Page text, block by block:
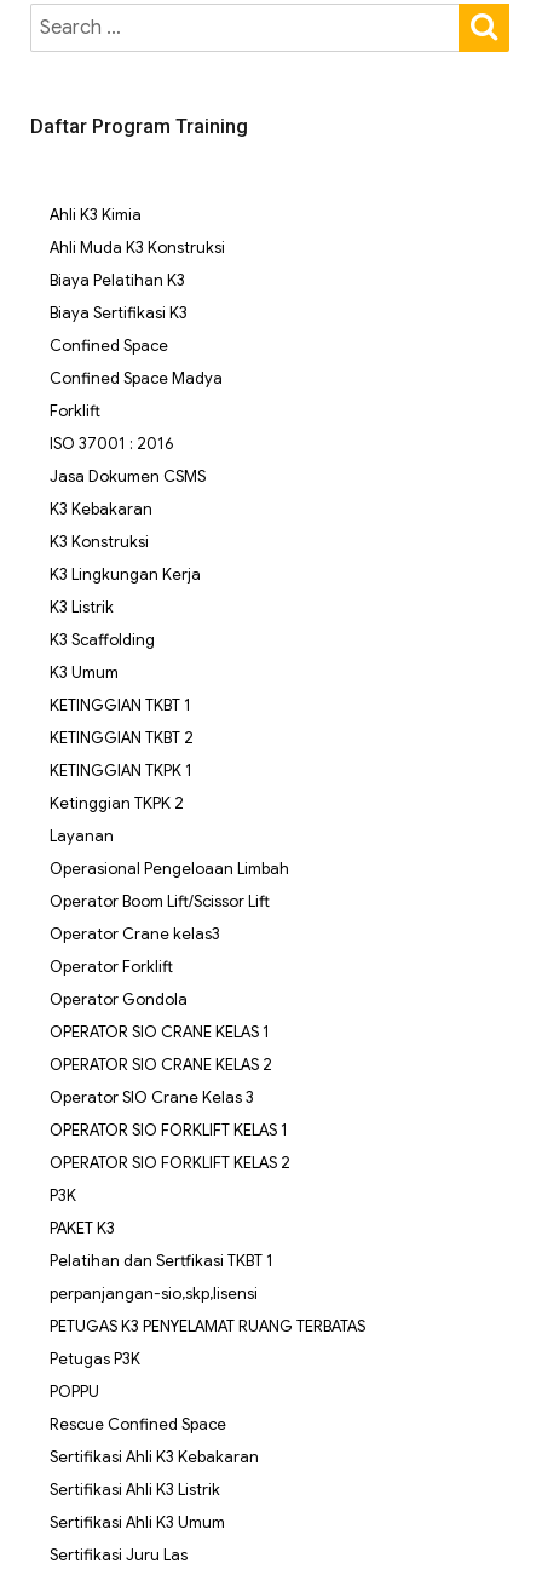
Daftar Program Training
Ahli K3 Kimia
Ahli Muda K3 Konstruksi
Biaya Pelatihan K3
Biaya Sertifikasi K3
Confined Space
Confined Space Madya
Forklift
ISO 37001 : 2016
Jasa Dokumen CSMS
K3 Kebakaran
K3 Konstruksi
K3 Lingkungan Kerja
K3 Listrik
K3 Scaffolding
K3 Umum
KETINGGIAN TKBT 1
KETINGGIAN TKBT 2
KETINGGIAN TKPK 1
Ketinggian TKPK 2
Layanan
Operasional Pengeloaan Limbah
Operator Boom Lift/Scissor Lift
Operator Crane kelas3
Operator Forklift
Operator Gondola
OPERATOR SIO CRANE KELAS 1
OPERATOR SIO CRANE KELAS 2
Operator SIO Crane Kelas 3
OPERATOR SIO FORKLIFT KELAS 1
OPERATOR SIO FORKLIFT KELAS 2
P3K
PAKET K3
Pelatihan dan Sertfikasi TKBT 1
perpanjangan-sio,skp,lisensi
PETUGAS K3 PENYELAMAT RUANG TERBATAS
Petugas P3K
POPPU
Rescue Confined Space
Sertifikasi Ahli K3 Kebakaran
Sertifikasi Ahli K3 Listrik
Sertifikasi Ahli K3 Umum
Sertifikasi Juru Las